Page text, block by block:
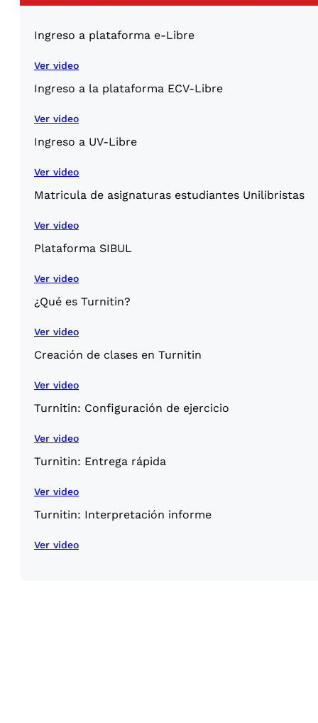
Ingreso a plataforma e-Libre
Ver video
Ingreso a la plataforma ECV-Libre
Ver video
Ingreso a UV-Libre
Ver video
Matricula de asignaturas estudiantes Unilibristas
Ver video
Plataforma SIBUL
Ver video
¿Qué es Turnitin?
Ver video
Creación de clases en Turnitin
Ver video
Turnitin: Configuración de ejercicio
Ver video
Turnitin: Entrega rápida
Ver video
Turnitin: Interpretación informe
Ver video